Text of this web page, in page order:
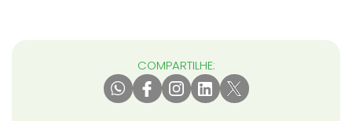
COMPARTILHE: